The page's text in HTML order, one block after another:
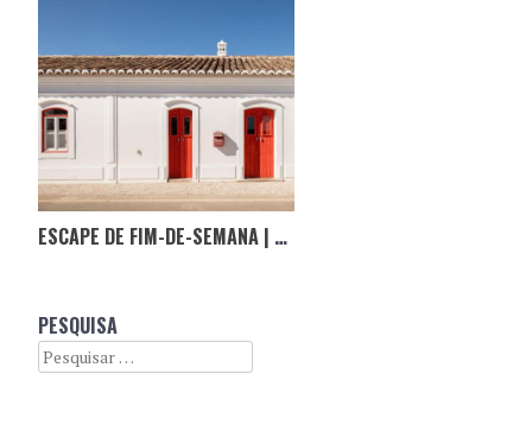
ESCAPE DE FIM-DE-SEMANA | HOSPEDARIA NO ALGARVE, ONDE O TEMPO PASSA DEVAGAR
PESQUISA
Search